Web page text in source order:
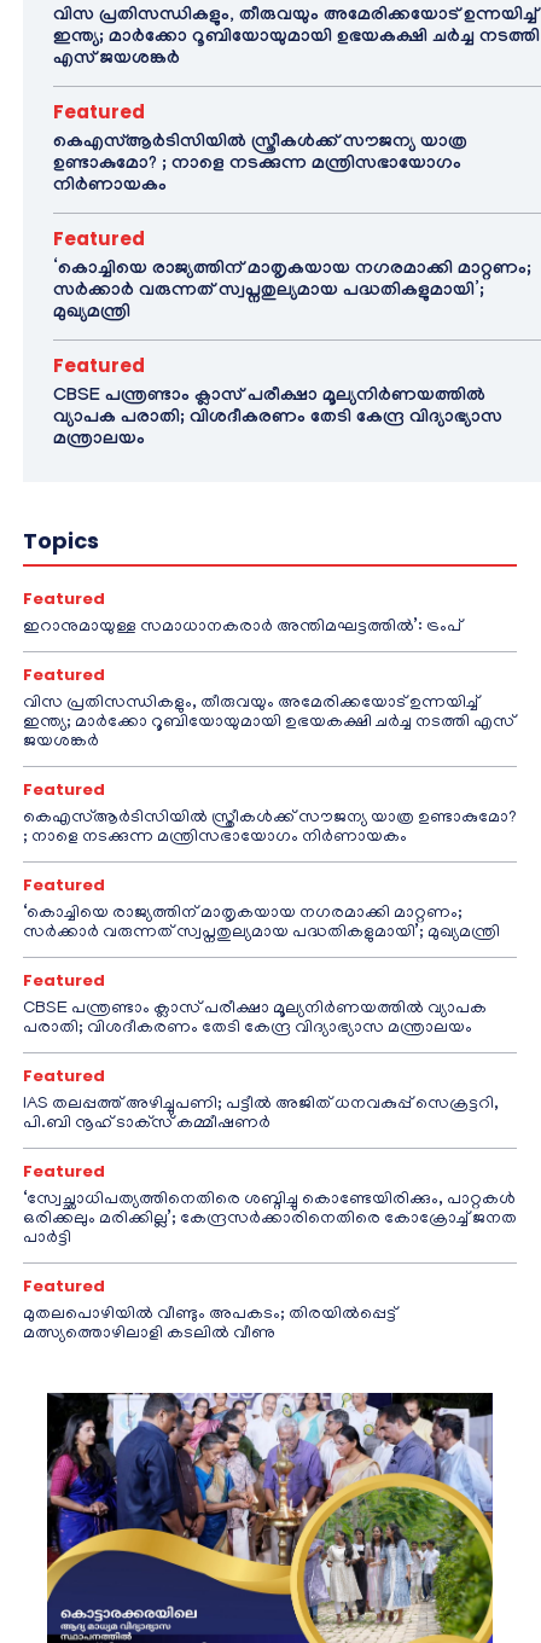
വിസ പ്രതിസന്ധികളും, തീരുവയും അമേരിക്കയോട് ഉന്നയിച്ച്
ഇന്ത്യ; മാർക്കോ റൂബിയോയുമായി ഉഭയകക്ഷി ചർച്ച നടത്തി
എസ് ജയശങ്കർ
Featured
കെഎസ്ആർടിസിയിൽ സ്ത്രീകൾക്ക് സൗജന്യ യാത്ര
ഉണ്ടാകുമോ? ; നാളെ നടക്കുന്ന മന്ത്രിസഭായോഗം
നിർണായകം
Featured
‘കൊച്ചിയെ രാജ്യത്തിന് മാതൃകയായ നഗരമാക്കി മാറ്റണം;
സർക്കാർ വരുന്നത് സ്വപ്നതുല്യമായ പദ്ധതികളുമായി’;
മുഖ്യമന്ത്രി
Featured
CBSE പന്ത്രണ്ടാം ക്ലാസ് പരീക്ഷാ മൂല്യനിർണയത്തിൽ
വ്യാപക പരാതി; വിശദീകരണം തേടി കേന്ദ്ര വിദ്യാഭ്യാസ
മന്ത്രാലയം
Topics
Featured
ഇറാനുമായുള്ള സമാധാനകരാർ അന്തിമഘട്ടത്തിൽ‌’: ട്രംപ്
Featured
വിസ പ്രതിസന്ധികളും, തീരുവയും അമേരിക്കയോട് ഉന്നയിച്ച്
ഇന്ത്യ; മാർക്കോ റൂബിയോയുമായി ഉഭയകക്ഷി ചർച്ച നടത്തി എസ്
ജയശങ്കർ
Featured
കെഎസ്ആർടിസിയിൽ സ്ത്രീകൾക്ക് സൗജന്യ യാത്ര ഉണ്ടാകുമോ?
; നാളെ നടക്കുന്ന മന്ത്രിസഭായോഗം നിർണായകം
Featured
‘കൊച്ചിയെ രാജ്യത്തിന് മാതൃകയായ നഗരമാക്കി മാറ്റണം;
സർക്കാർ വരുന്നത് സ്വപ്നതുല്യമായ പദ്ധതികളുമായി’; മുഖ്യമന്ത്രി
Featured
CBSE പന്ത്രണ്ടാം ക്ലാസ് പരീക്ഷാ മൂല്യനിർണയത്തിൽ വ്യാപക
പരാതി; വിശദീകരണം തേടി കേന്ദ്ര വിദ്യാഭ്യാസ മന്ത്രാലയം
Featured
IAS തലപ്പത്ത് അഴിച്ചുപണി; പട്ടീല്‍ അജിത് ധനവകുപ്പ് സെക്രട്ടറി,
പി.ബി നൂഹ് ടാക്‌സ് കമ്മീഷണര്‍
Featured
‘സ്വേച്ഛാധിപത്യത്തിനെതിരെ ശബ്ദിച്ചു കൊണ്ടേയിരിക്കും, പാറ്റകൾ
ഒരിക്കലും മരിക്കില്ല’; കേന്ദ്രസർക്കാരിനെതിരെ കോക്രോച്ച് ജനത
പാർട്ടി
Featured
മുതലപൊഴിയിൽ വീണ്ടും അപകടം; തിരയിൽപ്പെട്ട്
മത്സ്യത്തൊഴിലാളി കടലിൽ വീണു